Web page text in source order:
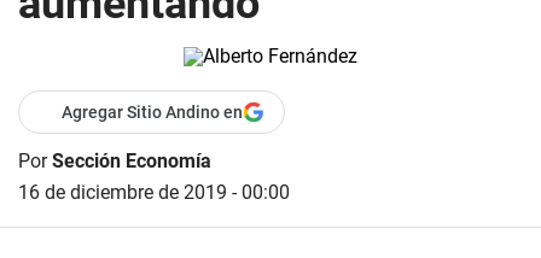
Agregar Sitio Andino en
PorSección Economía
16 de diciembre de 2019 - 00:00